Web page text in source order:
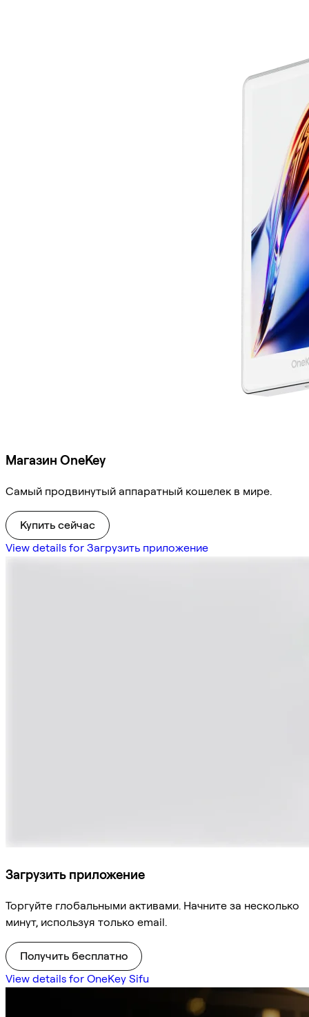
Магазин OneKey
Самый продвинутый аппаратный кошелек в мире.
Купить сейчас
View details for Загрузить приложение
Загрузить приложение
Торгуйте глобальными активами. Начните за несколько
минут, используя только email.
Получить бесплатно
View details for OneKey Sifu